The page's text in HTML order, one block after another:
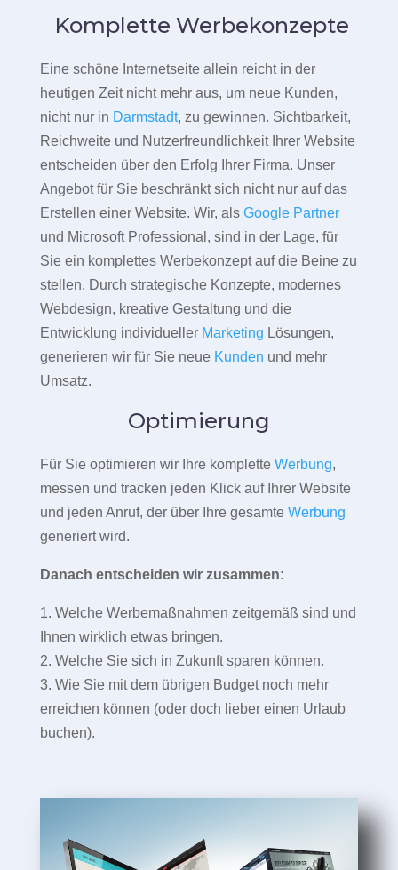
Komplette Werbekonzepte
Eine schöne Internetseite allein reicht in der
heutigen Zeit nicht mehr aus, um neue Kunden,
nicht nur in Darmstadt, zu gewinnen. Sichtbarkeit,
Reichweite und Nutzerfreundlichkeit Ihrer Website
entscheiden über den Erfolg Ihrer Firma. Unser
Angebot für Sie beschränkt sich nicht nur auf das
Erstellen einer Website. Wir, als Google Partner
und Microsoft Professional, sind in der Lage, für
Sie ein komplettes Werbekonzept auf die Beine zu
stellen. Durch strategische Konzepte, modernes
Webdesign, kreative Gestaltung und die
Entwicklung individueller Marketing Lösungen,
generieren wir für Sie neue Kunden und mehr
Umsatz.
Optimierung
Für Sie optimieren wir Ihre komplette Werbung,
messen und tracken jeden Klick auf Ihrer Website
und jeden Anruf, der über Ihre gesamte Werbung
generiert wird.
Danach entscheiden wir zusammen:
1. Welche Werbemaßnahmen zeitgemäß sind und
Ihnen wirklich etwas bringen.
2. Welche Sie sich in Zukunft sparen können.
3. Wie Sie mit dem übrigen Budget noch mehr
erreichen können (oder doch lieber einen Urlaub
buchen).